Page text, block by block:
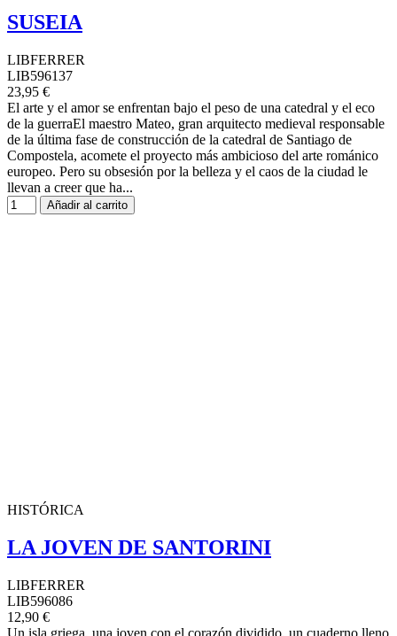
SUSEIA
LIBFERRER
LIB596137
23,95 €
El arte y el amor se enfrentan bajo el peso de una catedral y el eco
de la guerraEl maestro Mateo, gran arquitecto medieval responsable
de la última fase de construcción de la catedral de Santiago de
Compostela, acomete el proyecto más ambicioso del arte románico
europeo. Pero su obsesión por la belleza y el caos de la ciudad le
llevan a creer que ha...
Añadir al carrito
HISTÓRICA
LA JOVEN DE SANTORINI
LIBFERRER
LIB596086
12,90 €
Un isla griega, una joven con el corazón dividido, un cuaderno lleno